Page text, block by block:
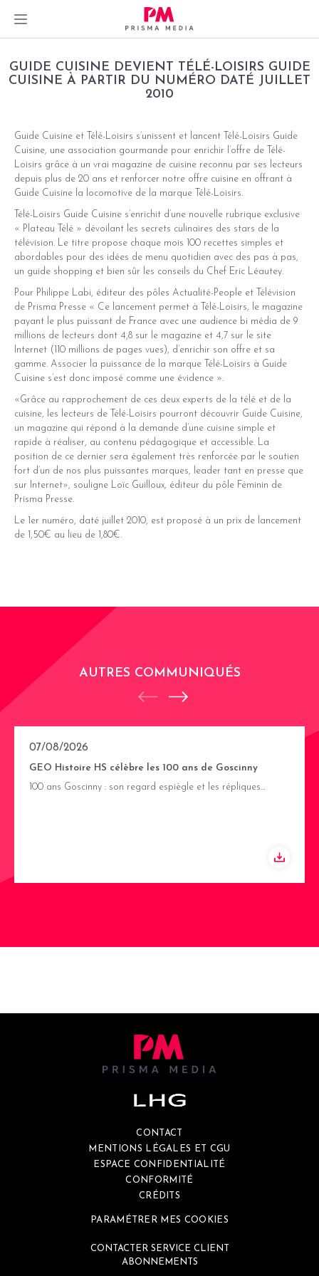
Skip
to
GUIDE CUISINE DEVIENT TÉLÉ-LOISIRS GUIDE
CUISINE À PARTIR DU NUMÉRO DATÉ JUILLET
2010
Guide Cuisine et Télé-Loisirs s’unissent et lancent Télé-Loisirs Guide
Cuisine, une association gourmande pour enrichir l’offre de Télé-
Loisirs grâce à un vrai magazine de cuisine reconnu par ses lecteurs
depuis plus de 20 ans et renforcer notre offre cuisine en offrant à
Guide Cuisine la locomotive de la marque Télé-Loisirs.
Télé-Loisirs Guide Cuisine s’enrichit d’une nouvelle rubrique exclusive
« Plateau Télé » dévoilant les secrets culinaires des stars de la
télévision. Le titre propose chaque mois 100 recettes simples et
abordables pour des idées de menu quotidien avec des pas à pas,
un guide shopping et bien sûr les conseils du Chef Eric Léautey.
Pour Philippe Labi, éditeur des pôles Actualité-People et Télévision
de Prisma Presse « Ce lancement permet à Télé-Loisirs, le magazine
payant le plus puissant de France avec une audience bi média de 9
millions de lecteurs dont 4,8 sur le magazine et 4,7 sur le site
Internet (110 millions de pages vues), d’enrichir son offre et sa
gamme. Associer la puissance de la marque Télé-Loisirs à Guide
Cuisine s’est donc imposé comme une évidence ».
«Grâce au rapprochement de ces deux experts de la télé et de la
cuisine, les lecteurs de Télé-Loisirs pourront découvrir Guide Cuisine,
un magazine qui répond à la demande d’une cuisine simple et
rapide à réaliser, au contenu pédagogique et accessible. La
position de ce dernier sera également très renforcée par le soutien
fort d’un de nos plus puissantes marques, leader tant en presse que
sur Internet», souligne Loïc Guilloux, éditeur du pôle Féminin de
Prisma Presse.
Le 1er numéro, daté juillet 2010, est proposé à un prix de lancement
de 1,50€ au lieu de 1,80€.
AUTRES COMMUNIQUÉS
07/08/2026
GEO Histoire HS célèbre les 100 ans de Goscinny
100 ans Goscinny : son regard espiègle et les répliques…
CONTACT
MENTIONS LÉGALES ET CGU
ESPACE CONFIDENTIALITÉ
CONFORMITÉ
CRÉDITS
PARAMÉTRER MES COOKIES
CONTACTER SERVICE CLIENT
ABONNEMENTS